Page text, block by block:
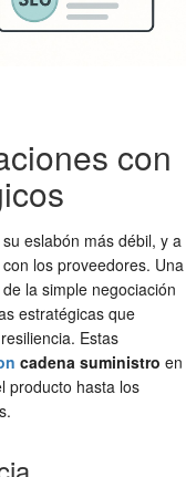
con
eslabón más débil, y a
los proveedores. Una
la simple negociación
estratégicas que
Estas
cadena suministro en
producto hasta los